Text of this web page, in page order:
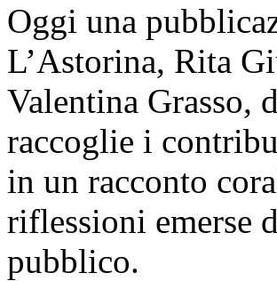
Oggi una
L’Astorina, Rita
Valentina Grasso,
raccoglie i
in un racconto
riflessioni emerse
pubblico.